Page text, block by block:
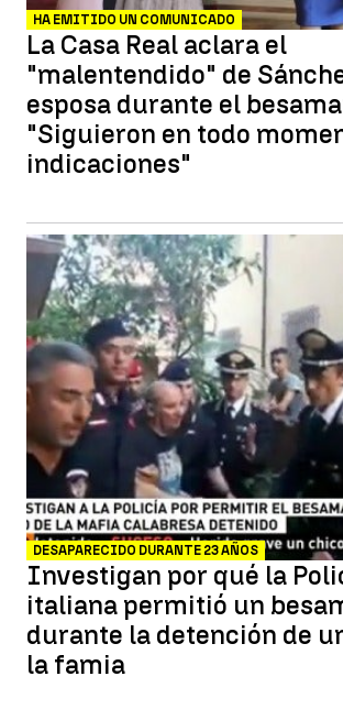
HA EMITIDO UN COMUNICADO
La Casa Real aclara el
"malentendido" de
esposa durante el
"Siguieron en todo
indicaciones"
DESAPARECIDO DURANTE 23 AÑOS
Investigan por qué la
italiana permitió un
durante la detención de
la famia